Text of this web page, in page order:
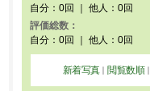
自分：0回 ｜ 他人：0回
評価総数：
自分：0回 ｜ 他人：0回
新着写真 ｜ 閲覧数順｜